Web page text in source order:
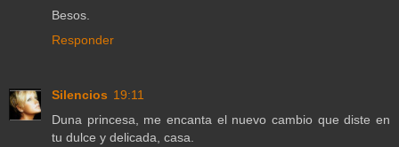
Besos.
Responder
Silencios 19:11
Duna princesa, me encanta el nuevo cambio que diste en
tu dulce y delicada, casa.